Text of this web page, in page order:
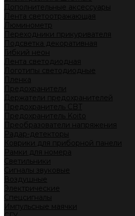
Дополнительные аксессуары
Лента светоотражающая
Люминометр
Переходники прикуривателя
Подсветка декоративная
Гибкий неон
Лента светодиодная
Логотипы светодиодные
Пленка
Предохранители
Держатели предохранителей
Предохранитель CBT
Предохранитель Koito
Преобразователи напряжения
Радар-детекторы
Коврики для приборной панели
Рамки для номера
Светильники
Сигналы звуковые
Воздушные
Электрические
Спецсигналы
Импульсные маячки